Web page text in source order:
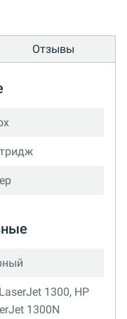
Отзывы
1300, HP
1300N